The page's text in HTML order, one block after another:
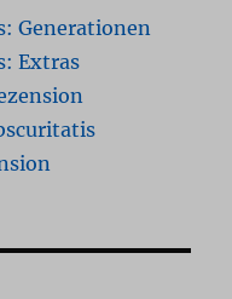
Generationen
Extras